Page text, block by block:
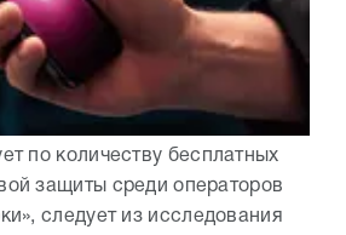
по количеству бесплатных
защиты среди операторов
следует из исследования